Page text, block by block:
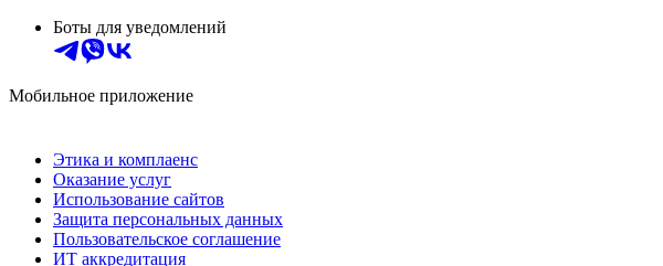
Боты для уведомлений
Мобильное приложение
Этика и комплаенс
Оказание услуг
Использование сайтов
Защита персональных данных
Пользовательское соглашение
ИТ аккредитация